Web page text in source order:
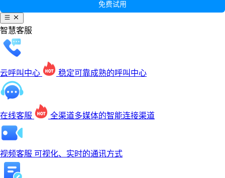
免费试用
智慧客服
云呼叫中心 稳定可靠成熟的呼叫中心
在线客服 全渠道多媒体的智能连接渠道
视频客服 可视化、实时的通讯方式